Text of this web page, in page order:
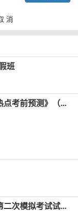
消
班
2026版《万唯中考时事热点考前预测》（生物+地理）PDF电子版下载
2026中考（会考）地理第二次模拟考试试卷（北京卷+河北卷）